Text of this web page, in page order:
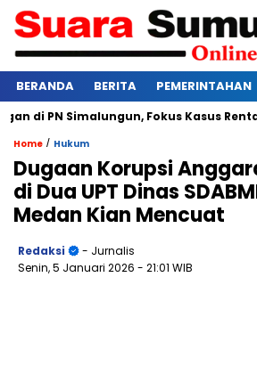
BERANDA BERITA PEMERINTAHAN
PN Simalungun, Fokus Kasus Rentan
Home / Hukum
Dugaan Korupsi
di Dua UPT Dinas
Medan Kian Mencuat
Redaksi
- Jurnalis
Senin, 5 Januari 2026 - 21:01 WIB